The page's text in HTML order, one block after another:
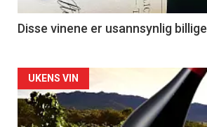
3
Disse vinene er usannsynlig billige
Forsiden
akkurat
UKENS VIN